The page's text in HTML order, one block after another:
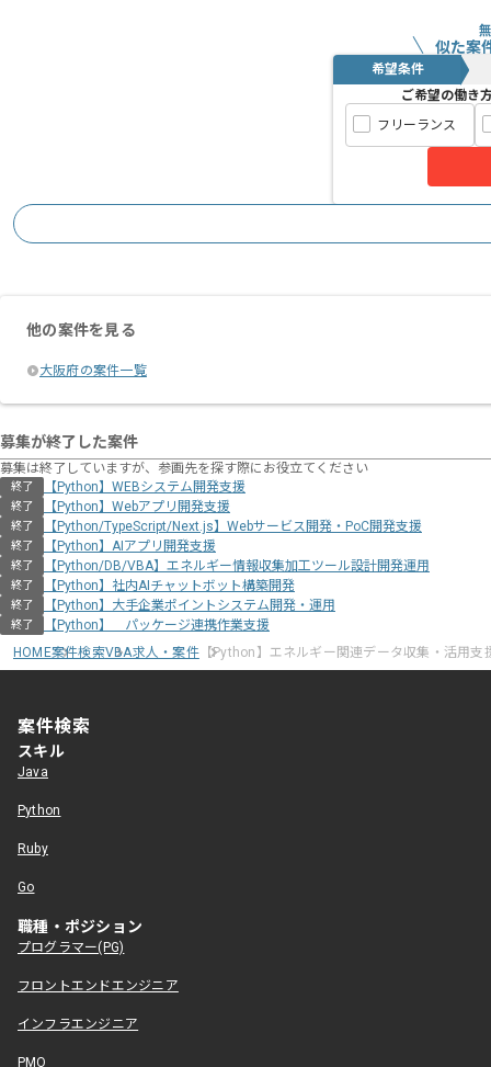
似た案
希望条件
ご希望の働き
フリーランス
他の案件を見る
大阪府の案件一覧
募集が終了した案件
募集は終了していますが、参画先を探す際にお役立てください
終了 【Python】WEBシステム開発支援
終了 【Python】Webアプリ開発支援
終了 【Python/TypeScript/Next.js】Webサービス開発・PoC開発支援
終了 【Python】AIアプリ開発支援
終了 【Python/DB/VBA】エネルギー情報収集加工ツール設計開発運用
終了 【Python】社内AIチャットボット構築開発
終了 【Python】大手企業ポイントシステム開発・運用
終了
【Python】 パッケージ連携作業支援
HOME案件検索VBA求人・案件【Python】エネルギー関連データ収集・活用支
案件検索
スキル
Java
Python
Ruby
Go
職種・ポジション
プログラマー(PG)
フロントエンドエンジニア
インフラエンジニア
PMO